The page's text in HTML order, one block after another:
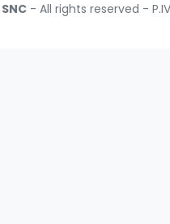
SNC - All rights reserved -